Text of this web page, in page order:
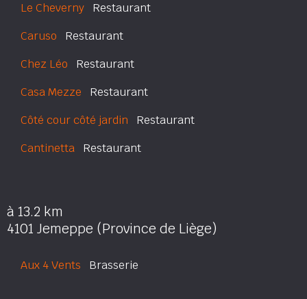
Le Cheverny Restaurant
Caruso Restaurant
Chez Léo Restaurant
Casa Mezze Restaurant
Côté cour côté jardin Restaurant
Cantinetta Restaurant
à 13.2 km
4101 Jemeppe (Province de Liège)
Aux 4 Vents Brasserie